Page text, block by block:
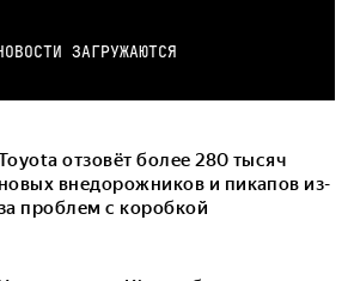
ЗАГРУЖАЮТСЯ
отзовёт более 280 тысяч
новых внедорожников и пикапов из-
проблем с коробкой